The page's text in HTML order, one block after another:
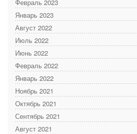
Февраль 2023
Январь 2023
Август 2022
Июль 2022
Июнь 2022
Февраль 2022
Январь 2022
Ноябрь 2021
Октябрь 2021
Сентябрь 2021
Август 2021